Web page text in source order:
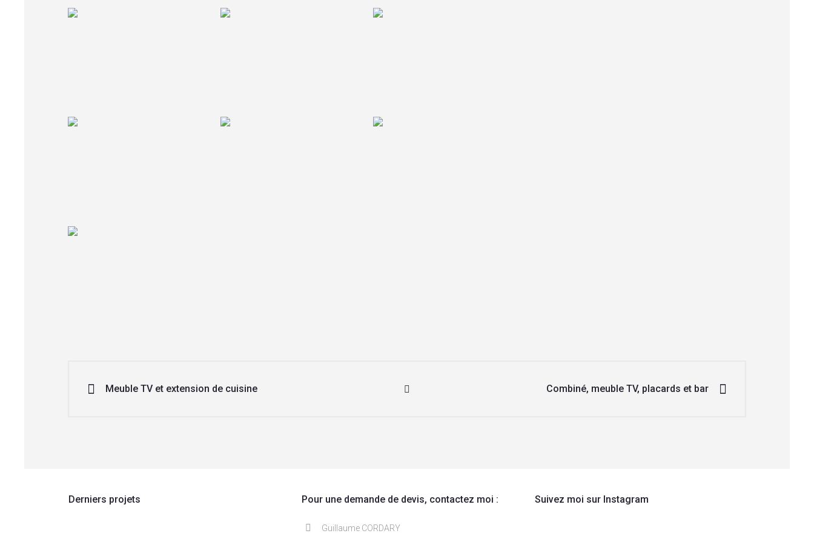
Meuble TV et extension de cuisine Combiné, meuble TV, placards et bar
Derniers projets Pour une demande de devis, contactez moi :
Guillaume CORDARY
Suivez moi sur Instagram